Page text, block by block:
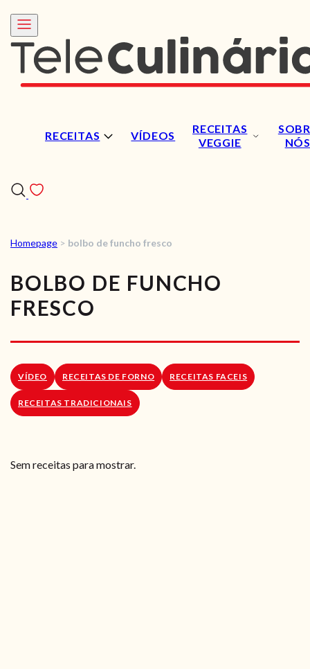
RECEITAS VÍDEOS
RECEITAS
VEGGIE
NÓS
RECEITAS
VÍDEOS
LOJA ONLINE
Homepage > bolbo de funcho fresco
BOLBO DE FUNCHO
FRESCO
VÍDEO RECEITAS DE FORNO RECEITAS FACEIS
RECEITAS TRADICIONAIS
Sem receitas para mostrar.